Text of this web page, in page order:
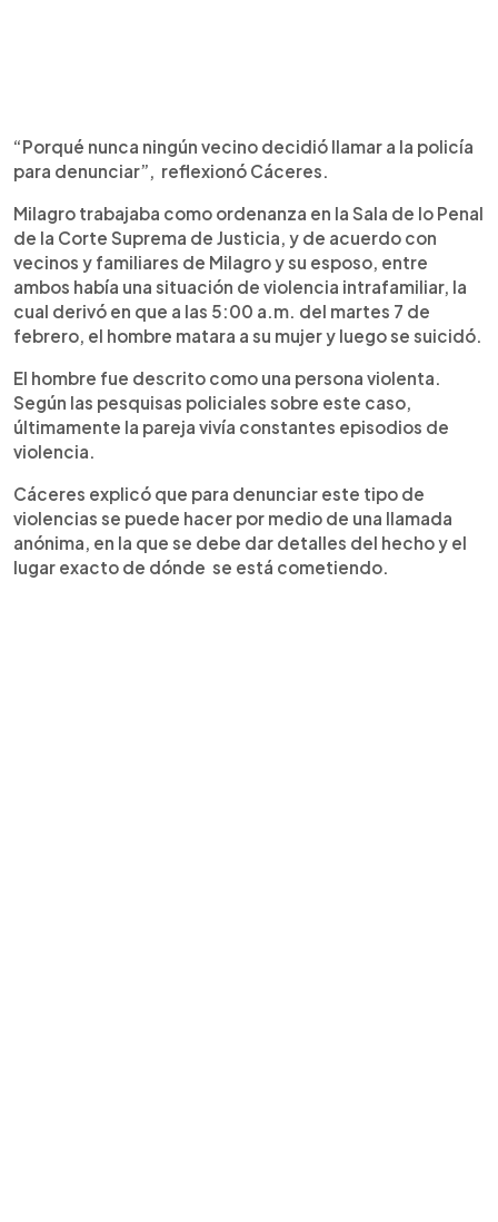
“Porqué nunca ningún vecino decidió llamar a la policía
para denunciar”, reflexionó Cáceres.
Milagro trabajaba como ordenanza en la Sala de lo Penal
de la Corte Suprema de Justicia, y de acuerdo con
vecinos y familiares de Milagro y su esposo, entre
ambos había una situación de violencia intrafamiliar, la
cual derivó en que a las 5:00 a.m. del martes 7 de
febrero, el hombre matara a su mujer y luego se suicidó.
El hombre fue descrito como una persona violenta.
Según las pesquisas policiales sobre este caso,
últimamente la pareja vivía constantes episodios de
violencia.
Cáceres explicó que para denunciar este tipo de
violencias se puede hacer por medio de una llamada
anónima, en la que se debe dar detalles del hecho y el
lugar exacto de dónde se está cometiendo.